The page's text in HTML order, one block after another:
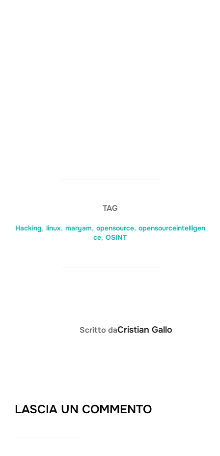
TAG
Hacking, linux, maryam, opensource, opensourceintelligen
ce, OSINT
Scritto daCristian Gallo
LASCIA UN COMMENTO